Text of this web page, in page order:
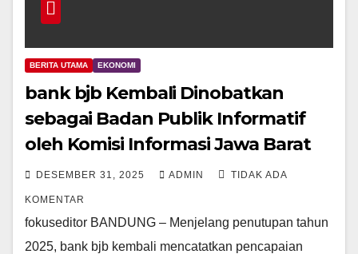
BERITA UTAMA EKONOMI
bank bjb Kembali Dinobatkan
sebagai Badan Publik Informatif
oleh Komisi Informasi Jawa Barat
DESEMBER 31, 2025 ADMIN TIDAK ADA
KOMENTAR
fokuseditor BANDUNG – Menjelang penutupan tahun
2025, bank bjb kembali mencatatkan pencapaian